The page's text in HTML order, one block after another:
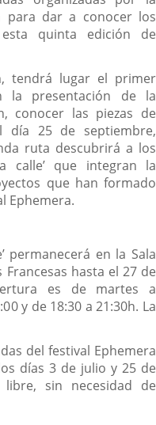
para dar a conocer los
quinta edición de
tendrá lugar el primer
la presentación de la
conocer las piezas de
día 25 de septiembre,
ruta descubrirá a los
calle’ que integran la
que han formado
Ephemera.
permanecerá en la Sala
hasta el 27 de
es de martes a
y de 18:30 a 21:30h. La
del festival Ephemera
días 3 de julio y 25 de
sin necesidad de